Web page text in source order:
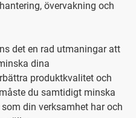
övervakning och
det en rad utmaningar att
dina
produktkvalitet och
du samtidigt minska
din verksamhet har och